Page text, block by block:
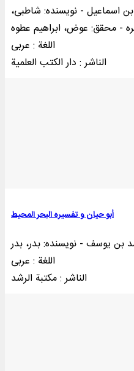
اسماعیل - نویسنده: شاطبی،
اللغة : عربی
الناشر : دار الکتب العلمية
أبو حیان و تفسیره البحر المحیط
بن یوسف - نویسنده: بدر، بدر
اللغة : عربی
الناشر : مکتبة الرشد